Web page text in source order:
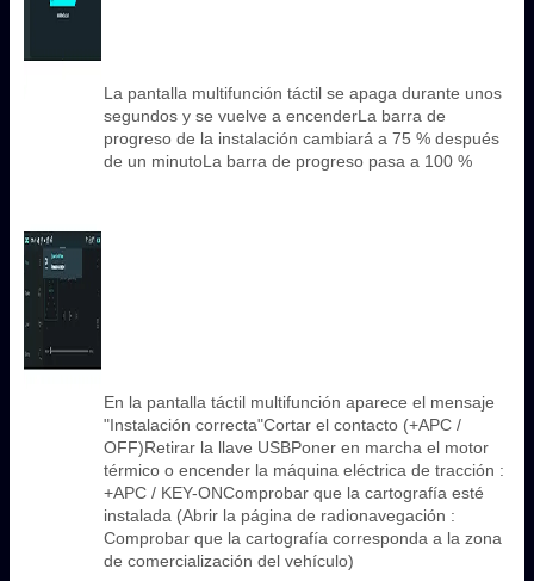
La pantalla multifunción táctil se apaga durante unos
segundos y se vuelve a encenderLa barra de
progreso de la instalación cambiará a 75 % después
de un minutoLa barra de progreso pasa a 100 %
En la pantalla táctil multifunción aparece el mensaje
"Instalación correcta"Cortar el contacto (+APC /
OFF)Retirar la llave USBPoner en marcha el motor
térmico o encender la máquina eléctrica de tracción :
+APC / KEY-ONComprobar que la cartografía esté
instalada (Abrir la página de radionavegación :
Comprobar que la cartografía corresponda a la zona
de comercialización del vehículo)